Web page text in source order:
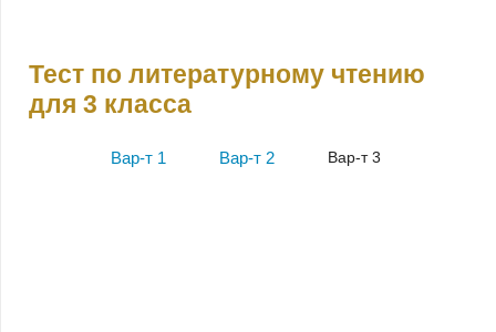
Тест по литературному чтению
для 3 класса
Вар-т 1 Вар-т 2 Вар-т 3